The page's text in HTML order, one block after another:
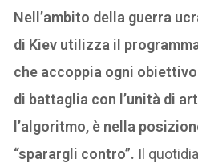
Nell’ambito della guerra
di Kiev utilizza il
che accoppia ogni
di battaglia con l’unità di
l’algoritmo, è nella
“sparargli contro”. Il